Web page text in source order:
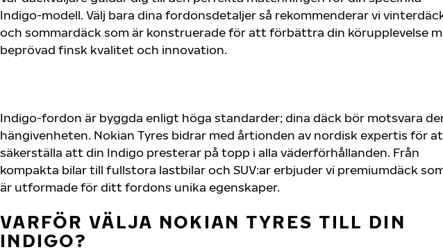
Indigo-modell. Välj bara dina fordonsdetaljer så rekommenderar vi
och sommardäck som är konstruerade för att förbättra din körupplevelse
beprövad finsk kvalitet och innovation.
Indigo-fordon är byggda enligt höga standarder; dina däck bör motsvara
hängivenheten. Nokian Tyres bidrar med årtionden av nordisk expertis för
säkerställa att din Indigo presterar på topp i alla väderförhållanden. Från
kompakta bilar till fullstora lastbilar och SUV:ar erbjuder vi premiumdäck
är utformade för ditt fordons unika egenskaper.
VARFÖR VÄLJA NOKIAN TYRES TILL DIN
INDIGO?